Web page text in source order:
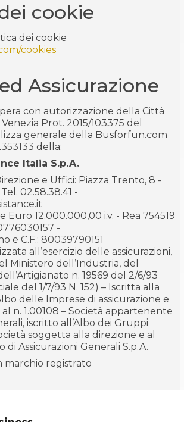
cookie
dei cookie
cookies
Assicurazione
con autorizzazione della Città
Prot. 2015/103375 del
generale della Busforfun.com
della:
Italia S.p.A.
e Uffici: Piazza Trento, 8 -
02.58.38.41 -
Euro 12.000.000,00 i.v. - Rea 754519
-
e C.F.: 80039790151
all’esercizio delle assicurazioni,
Ministero dell’Industria, del
n. 19569 del 2/6/93
del 1/7/93 N. 152) – Iscritta alla
delle Imprese di assicurazione e
al n. 1.00108 – Società appartenente
iscritto all’Albo dei Gruppi
soggetta alla direzione e al
Assicurazioni Generali S.p.A.
registrato